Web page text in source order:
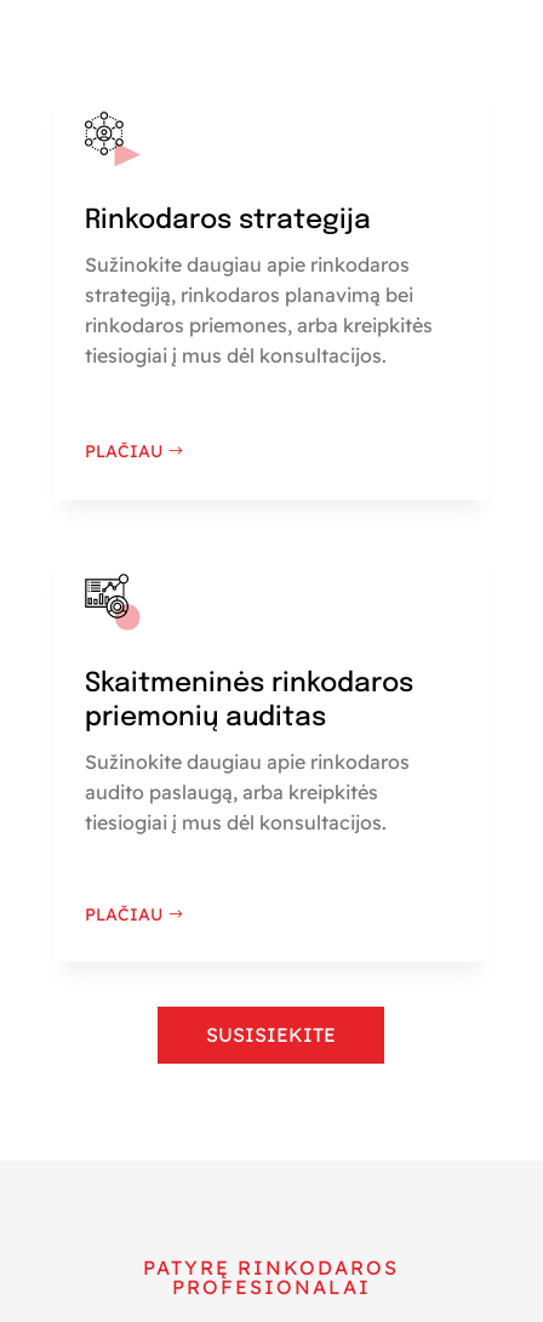
Rinkodaros strategija
Sužinokite daugiau apie rinkodaros
strategiją, rinkodaros planavimą bei
rinkodaros priemones, arba kreipkitės
tiesiogiai į mus dėl konsultacijos.
PLAČIAU
Skaitmeninės rinkodaros
priemonių auditas
Sužinokite daugiau apie rinkodaros
audito paslaugą, arba kreipkitės
tiesiogiai į mus dėl konsultacijos.
PLAČIAU
SUSISIEKITE
PATYRĘ RINKODAROS
PROFESIONALAI